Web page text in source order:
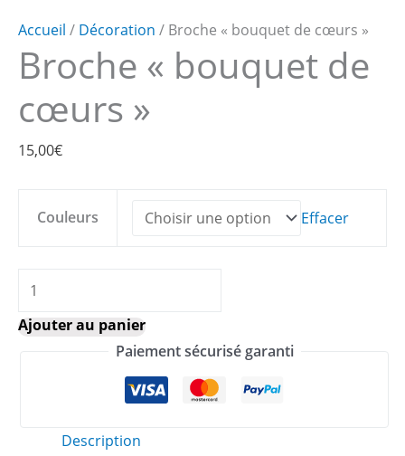
Accueil / Décoration / Broche « bouquet de cœurs »
Broche « bouquet de
cœurs »
15,00€
Couleurs Effacer
quantité
Broche
Ajouter au panier
Paiement sécurisé garanti
Description